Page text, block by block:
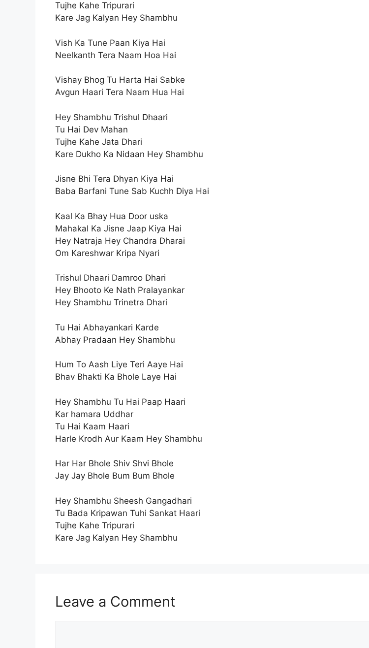
Tujhe Kahe Tripurari
Kare Jag Kalyan Hey Shambhu
Vish Ka Tune Paan Kiya Hai
Neelkanth Tera Naam Hoa Hai
Vishay Bhog Tu Harta Hai Sabke
Avgun Haari Tera Naam Hua Hai
Hey Shambhu Trishul Dhaari
Tu Hai Dev Mahan
Tujhe Kahe Jata Dhari
Kare Dukho Ka Nidaan Hey Shambhu
Jisne Bhi Tera Dhyan Kiya Hai
Baba Barfani Tune Sab Kuchh Diya Hai
Kaal Ka Bhay Hua Door uska
Mahakal Ka Jisne Jaap Kiya Hai
Hey Natraja Hey Chandra Dharai
Om Kareshwar Kripa Nyari
Trishul Dhaari Damroo Dhari
Hey Bhooto Ke Nath Pralayankar
Hey Shambhu Trinetra Dhari
Tu Hai Abhayankari Karde
Abhay Pradaan Hey Shambhu
Hum To Aash Liye Teri Aaye Hai
Bhav Bhakti Ka Bhole Laye Hai
Hey Shambhu Tu Hai Paap Haari
Kar hamara Uddhar
Tu Hai Kaam Haari
Harle Krodh Aur Kaam Hey Shambhu
Har Har Bhole Shiv Shvi Bhole
Jay Jay Bhole Bum Bum Bhole
Hey Shambhu Sheesh Gangadhari
Tu Bada Kripawan Tuhi Sankat Haari
Tujhe Kahe Tripurari
Kare Jag Kalyan Hey Shambhu
Leave a Comment